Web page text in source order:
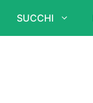
SUCCHI